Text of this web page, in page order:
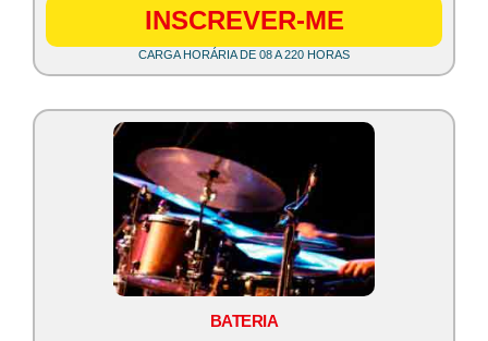
INSCREVER-ME
CARGA HORÁRIA DE 08 A 220 HORAS
BATERIA